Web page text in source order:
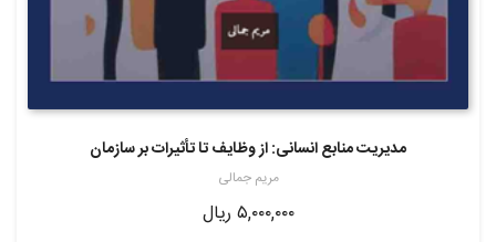
مدیریت منابع انسانی: از وظایف تا تأثیرات بر سازمان
مریم جمالی
۵,۰۰۰,۰۰۰ ریال